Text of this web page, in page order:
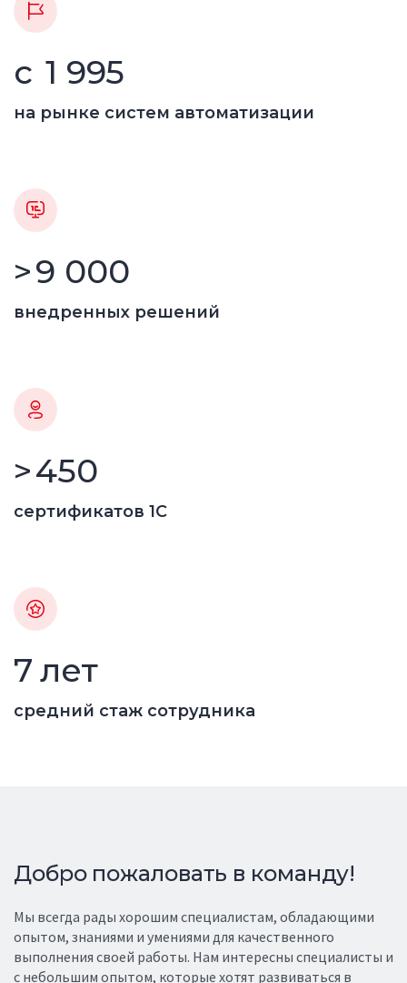
с 1 995
на рынке систем автоматизации
>9 000
внедренных решений
>450
сертификатов 1С
7 лет
средний стаж сотрудника
Добро пожаловать в команду!
Мы всегда рады хорошим специалистам, обладающими
опытом, знаниями и умениями для качественного
выполнения своей работы. Нам интересны специалисты и
с небольшим опытом, которые хотят развиваться в